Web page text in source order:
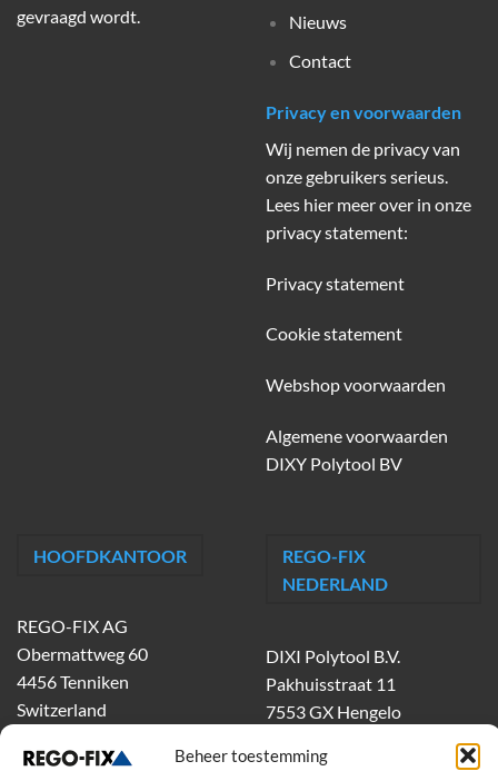
Beheer toestemming
gevraagd wordt.
Nieuws
Contact
Privacy en voorwaarden
Wij nemen de privacy van
onze gebruikers serieus.
Lees hier meer over in onze
privacy statement:
Privacy statement
Cookie statement
Webshop voorwaarden
Algemene voorwaarden
DIXY Polytool BV
HOOFDKANTOOR
REGO-FIX AG
Obermattweg 60
4456 Tenniken
Switzerland
REGO-FIX
NEDERLAND
DIXI Polytool B.V.
Pakhuisstraat 11
7553 GX Hengelo
dixiholland@dixi.com